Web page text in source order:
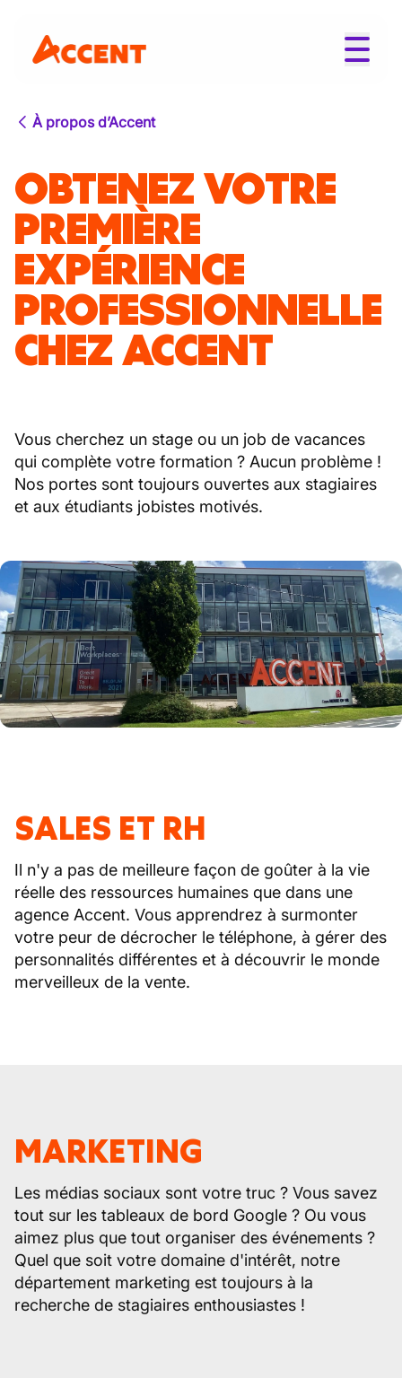
À propos d’Accent
OBTENEZ VOTRE
PREMIÈRE
EXPÉRIENCE
PROFESSIONNELLE
CHEZ ACCENT
Vous cherchez un stage ou un job de vacances
qui complète votre formation ? Aucun problème !
Nos portes sont toujours ouvertes aux stagiaires
et aux étudiants jobistes motivés.
SALES ET RH
Il n'y a pas de meilleure façon de goûter à la vie
réelle des ressources humaines que dans une
agence Accent. Vous apprendrez à surmonter
votre peur de décrocher le téléphone, à gérer des
personnalités différentes et à découvrir le monde
merveilleux de la vente.
MARKETING
Les médias sociaux sont votre truc ? Vous savez
tout sur les tableaux de bord Google ? Ou vous
aimez plus que tout organiser des événements ?
Quel que soit votre domaine d'intérêt, notre
département marketing est toujours à la
recherche de stagiaires enthousiastes !